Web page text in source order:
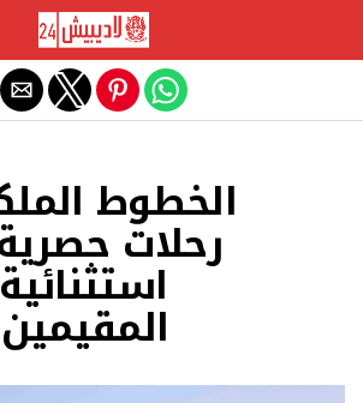
الخطوط
رحلات
المقيمين
Exit mobile version